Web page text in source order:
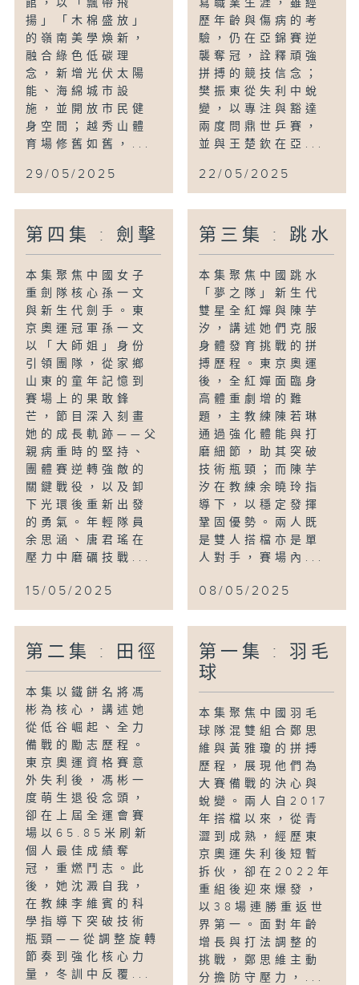
館，以「飄帶飛
揚」「木棉盛放」
的嶺南美學煥新，
融合綠色低碳理
念，新增光伏太陽
能、海綿城市設
施，並開放市民健
身空間；越秀山體
育場修舊如舊，...
29/05/2025
寫職業生涯，雖經
歷年齡與傷病的考
驗，仍在亞錦賽逆
襲奪冠，詮釋頑強
拼搏的競技信念；
樊振東從失利中蛻
變，以專注與豁達
兩度問鼎世乒賽，
並與王楚欽在亞...
22/05/2025
第四集 : 劍擊
本集聚焦中國女子
重劍隊核心孫一文
與新生代劍手。東
京奧運冠軍孫一文
以「大師姐」身份
引領團隊，從家鄉
山東的童年記憶到
賽場上的果敢鋒
芒，節目深入刻畫
她的成長軌跡——父
親病重時的堅持、
團體賽逆轉強敵的
關鍵戰役，以及卸
下光環後重新出發
的勇氣。年輕隊員
余思涵、唐君瑤在
壓力中磨礪技戰...
15/05/2025
第三集 : 跳水
本集聚焦中國跳水
「夢之隊」新生代
雙星全紅嬋與陳芋
汐，講述她們克服
身體發育挑戰的拼
搏歷程。東京奧運
後，全紅嬋面臨身
高體重劇增的難
題，主教練陳若琳
通過強化體能與打
磨細節，助其突破
技術瓶頸；而陳芋
汐在教練余曉玲指
導下，以穩定發揮
鞏固優勢。兩人既
是雙人搭檔亦是單
人對手，賽場內...
08/05/2025
第二集 : 田徑
本集以鐵餅名將馮
彬為核心，講述她
從低谷崛起、全力
備戰的勵志歷程。
東京奧運資格賽意
外失利後，馮彬一
度萌生退役念頭，
卻在上屆全運會賽
場以65.85米刷新
個人最佳成績奪
冠，重燃鬥志。此
後，她沈澱自我，
在教練李維賓的科
學指導下突破技術
瓶頸——從調整旋轉
節奏到強化核心力
量，冬訓中反覆...
第一集 : 羽毛
球
本集聚焦中國羽毛
球隊混雙組合鄭思
維與黃雅瓊的拼搏
歷程，展現他們為
大賽備戰的決心與
蛻變。兩人自2017
年搭檔以來，從青
澀到成熟，經歷東
京奧運失利後短暫
拆伙，卻在2022年
重組後迎來爆發，
以38場連勝重返世
界第一。面對年齡
增長與打法調整的
挑戰，鄭思維主動
分擔防守壓力，...